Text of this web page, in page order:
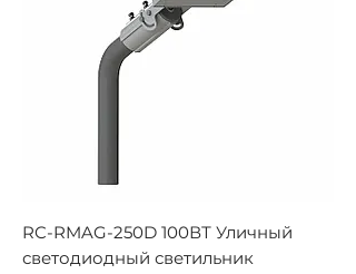
RC-RMAG-250D 100ВТ Уличный
светодиодный светильник